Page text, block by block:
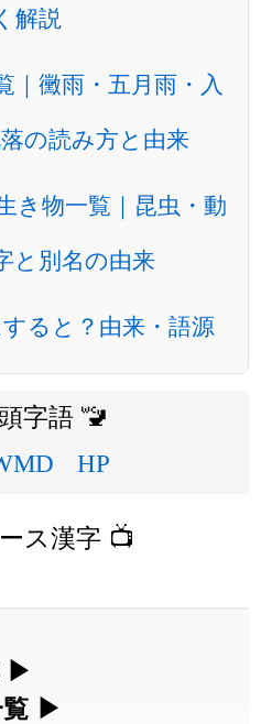
解説
｜黴雨・五月雨・入
の読み方と由来
き物一覧｜昆虫・動
と別名の由来
すると？由来・語源
字語 🚾
HP
ス漢字 📺
▶
書き入力、書き順
▶